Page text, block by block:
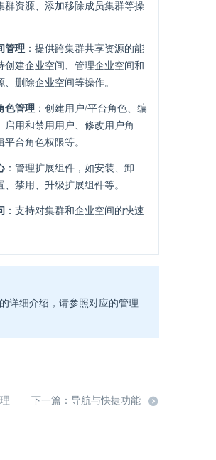
群资源、添加移除成员集群等操
管理 ：提供跨集群共享资源的能
创建企业空间、管理企业空间和
、删除企业空间等操作。
色管理 ：创建用户/平台角色、编
启用和禁用用户、修改用户角
平台角色权限等。
：管理扩展组件，如安装、卸
、禁用、升级扩展组件等。
：支持对集群和企业空间的快速
详细介绍，请参照对应的管理
下一篇：导航与快捷功能